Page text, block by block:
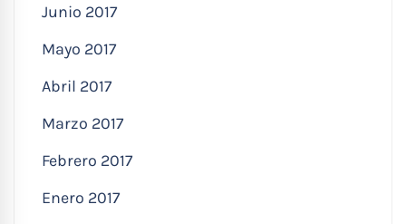
Junio 2017
Mayo 2017
Abril 2017
Marzo 2017
Febrero 2017
Enero 2017